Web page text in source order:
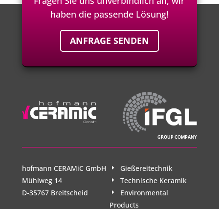
haben die passende Lösung!
ANFRAGE SENDEN
GROUP COMPANY
hofmann CERAMiC GmbH
Mühlweg 14
D-35767 Breitscheid
Gießereitechnik
Technische Keramik
Environmental
Products